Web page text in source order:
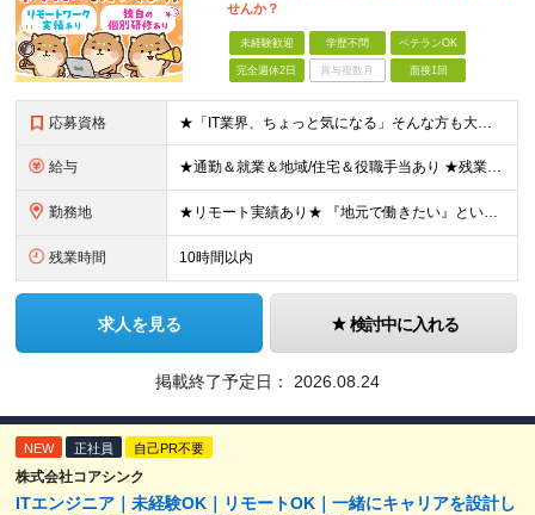
せんか？
未経験歓迎 学歴不問 ベテランOK
完全週休2日 賞与複数月 面接1回
応募資格 ★「IT業界、ちょっと気になる」そんな方も大歓迎！ ■学歴不問 ■未経験・第二新卒歓迎 ■知識・経験はこれから身につけていければOK！ □■ステップアップ■□ 社内システム開発やインフラ構築などジャ
給与 ★通勤＆就業＆地域/住宅＆役職手当あり ★残業代は全額支給 ★選べる給与制度あり！ ■東京・神奈川・千葉・埼玉勤務の場合 月給24.5万円～55万円＋諸手当 （残業代は全額支給） (20,000円の
勤務地 ★リモート実績あり★ 『地元で働きたい』という希望に、業界トップクラス約7,000件の取引事業所数、90,000件以上のプロジェクトから検討をいたします。 全国の取引先での就業となります（沖縄を除
残業時間 10時間以内
求人を見る 検討中に入れる
掲載終了予定日： 2026.08.24
NEW 正社員 自己PR不要
株式会社コアシンク
ITエンジニア｜未経験OK｜リモートOK｜一緒にキャリアを設計し